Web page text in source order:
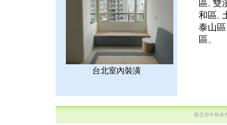
台北室內裝潢
區, 雙
和區,
泰山區
區 。
新北市中和木